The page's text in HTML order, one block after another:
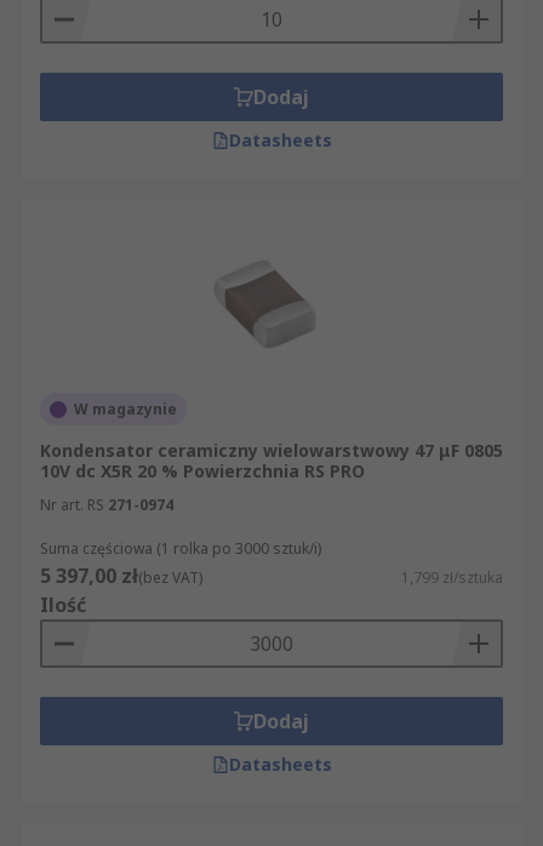
Dodaj
Datasheets
W magazynie
Kondensator ceramiczny wielowarstwowy 47 μF 0805
10V dc X5R 20 % Powierzchnia RS PRO
Nr art. RS 271-0974
Suma częściowa (1 rolka po 3000 sztuk/i)
5 397,00 zł(bez VAT) 1,799 zł/sztuka
Ilość
Dodaj
Datasheets